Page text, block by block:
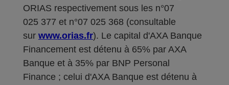
ORIAS respectivement sous les n°07
025 377 et n°07 025 368 (consultable
sur www.orias.fr). Le capital d'AXA Banque
Financement est détenu à 65% par AXA
Banque et à 35% par BNP Personal
Finance ; celui d'AXA Banque est détenu à